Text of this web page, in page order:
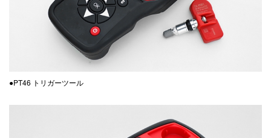
●PT46 トリガーツール